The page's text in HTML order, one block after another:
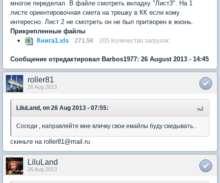
многое переделал. В файле смотреть вкладку "Лист3". На 1
листе ориентировочная смета на трешку в КК если кому
интересно. Лист 2 не смотреть он не был притворен в жизнь.
Прикрепленные файлы
Книга1.xls
271.5К 205 Количество загрузок:
Сообщение отредактировал Barbos1977: 26 August 2013 - 14:45
roller81
26 Aug 2013
LiluLand, on 26 Aug 2013 - 07:55:
Соседи , направляйте мне вличку свои емайлы буду скидывать..
скиньте на roller81@mail.ru
LiluLand
26 Aug 2013